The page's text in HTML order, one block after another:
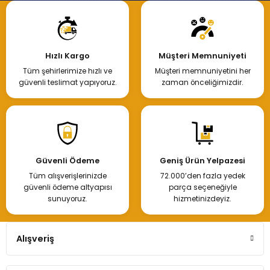
Hızlı Kargo
Tüm şehirlerimize hızlı ve
güvenli teslimat yapıyoruz.
Müşteri Memnuniyeti
Müşteri memnuniyetini her
zaman önceliğimizdir.
Güvenli Ödeme
Tüm alışverişlerinizde
güvenli ödeme altyapısı
sunuyoruz.
Geniş Ürün Yelpazesi
72.000’den fazla yedek
parça seçeneğiyle
hizmetinizdeyiz.
Alışveriş